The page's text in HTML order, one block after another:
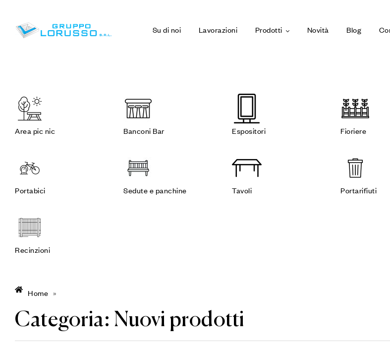
Su di noi Lavorazioni Prodotti Novità Blog
Area pic nic Banconi Bar Espositori Fioriere
Portabici Sedute e panchine Tavoli Portarifiuti
Recinzioni
Home »
Categoria: Nuovi prodotti